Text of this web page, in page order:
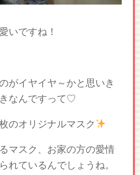
いですね！
がイヤイヤ～かと思いき
なんですって♡
のオリジナルマスク
マスク、お家の方の愛情
れているんでしょうね。